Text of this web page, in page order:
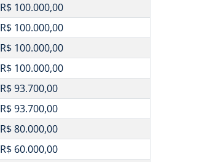
R$ 100.000,00
R$ 100.000,00
R$ 100.000,00
R$ 100.000,00
R$ 93.700,00
R$ 93.700,00
R$ 80.000,00
R$ 60.000,00